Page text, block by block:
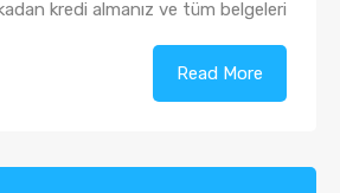
kredi almanız ve tüm belgeleri…
Read More